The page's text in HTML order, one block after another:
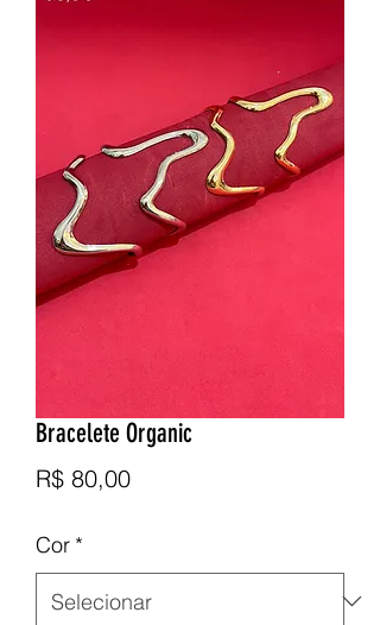
Bracelete Organic
R$ 80,00Preço
Cor *